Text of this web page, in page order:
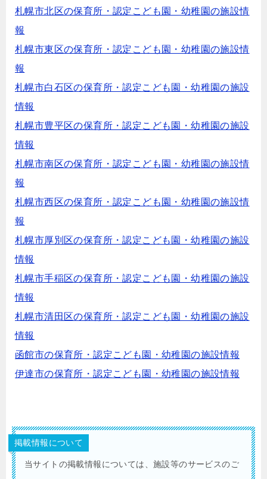
札幌市北区の保育所・認定こども園・幼稚園の施設情
報
札幌市東区の保育所・認定こども園・幼稚園の施設情
報
札幌市白石区の保育所・認定こども園・幼稚園の施設
情報
札幌市豊平区の保育所・認定こども園・幼稚園の施設
情報
札幌市南区の保育所・認定こども園・幼稚園の施設情
報
札幌市西区の保育所・認定こども園・幼稚園の施設情
報
札幌市厚別区の保育所・認定こども園・幼稚園の施設
情報
札幌市手稲区の保育所・認定こども園・幼稚園の施設
情報
札幌市清田区の保育所・認定こども園・幼稚園の施設
情報
函館市の保育所・認定こども園・幼稚園の施設情報
伊達市の保育所・認定こども園・幼稚園の施設情報
掲載情報について
当サイトの掲載情報については、施設等のサービスのご